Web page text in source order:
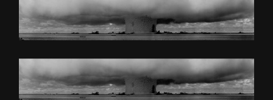
WORLD BIGGESTACCIDENT
WORLD BIGGESTACCIDENT